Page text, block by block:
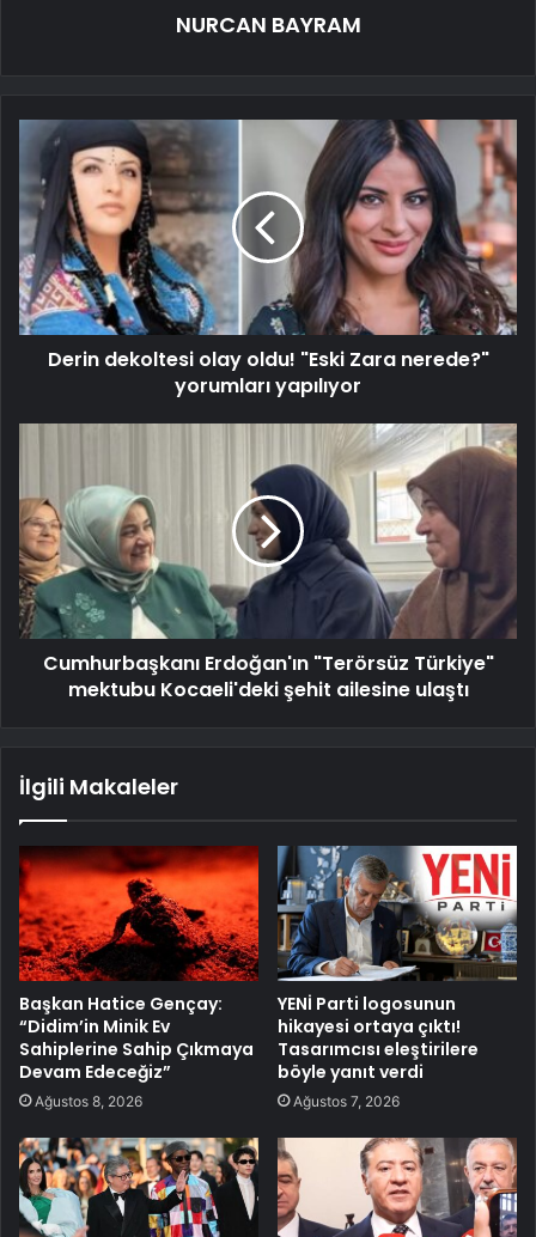
NURCAN BAYRAM
Derin dekoltesi olay oldu! "Eski Zara nerede?"
yorumları yapılıyor
Cumhurbaşkanı Erdoğan'ın "Terörsüz Türkiye"
mektubu Kocaeli'deki şehit ailesine ulaştı
İlgili Makaleler
Başkan Hatice Gençay:
“Didim’in Minik Ev
Sahiplerine Sahip Çıkmaya
Devam Edeceğiz”
Ağustos 8, 2026
YENİ Parti logosunun
hikayesi ortaya çıktı!
Tasarımcısı eleştirilere
böyle yanıt verdi
Ağustos 7, 2026